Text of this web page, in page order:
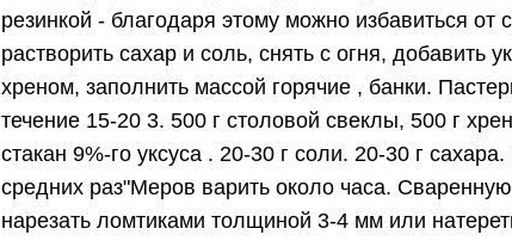
резинкой - благодаря этому можно избавиться
растворить сахар и соль, снять с огня, добавить
хреном, заполнить массой горячие , банки.
течение 15-20 3. 500 г столовой свеклы, 500 г
стакан 9%-го уксуса . 20-30 г соли. 20-30 г
средних раз"Меров варить около часа.
нарезать ломтиками толщиной 3-4 мм или